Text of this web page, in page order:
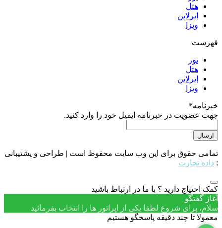
هتل
ایرلاین
ویزا
فهرست
تور
هتل
ایرلاین
ویزا
خبرنامه*
جهت عضویت در خبرنامه ایمیل خود را وارد کنید.
تمامی حقوق برای این وب سایت محفوظ است | طراحی و پشتیبانی
: داده تجارت
کمک احتیاج دارید ؟ با ما در ارتباط باشید
آغاز گفتگو
سلام، برای شروع لطفا یکی از اپراتور ها را انتخاب بفرمائید
معمولا تا چند دقیقه پاسخگو هستیم